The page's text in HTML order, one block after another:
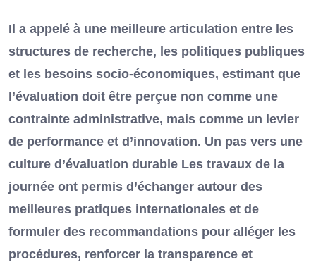
Il a appelé à une meilleure articulation entre les
structures de recherche, les politiques publiques
et les besoins socio-économiques, estimant que
l’évaluation doit être perçue non comme une
contrainte administrative, mais comme un levier
de performance et d’innovation. Un pas vers une
culture d’évaluation durable Les travaux de la
journée ont permis d’échanger autour des
meilleures pratiques internationales et de
formuler des recommandations pour alléger les
procédures, renforcer la transparence et